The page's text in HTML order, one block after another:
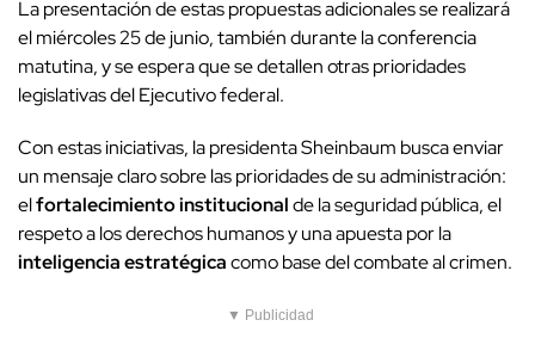
La presentación de estas propuestas adicionales se realizará
el miércoles 25 de junio, también durante la conferencia
matutina, y se espera que se detallen otras prioridades
legislativas del Ejecutivo federal.
Con estas iniciativas, la presidenta Sheinbaum busca enviar
un mensaje claro sobre las prioridades de su administración:
elfortalecimiento institucionalde la seguridad pública, el
respeto a los derechos humanos y una apuesta por la
inteligencia estratégicacomo base del combate al crimen.
▼ Publicidad